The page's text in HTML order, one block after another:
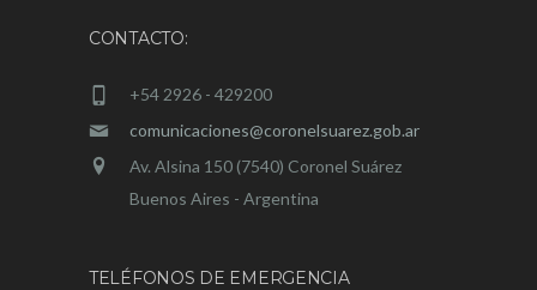
CONTACTO:
+54 2926 - 429200
comunicaciones@coronelsuarez.gob.ar
Av. Alsina 150 (7540) Coronel Suárez
Buenos Aires - Argentina
TELÉFONOS DE EMERGENCIA